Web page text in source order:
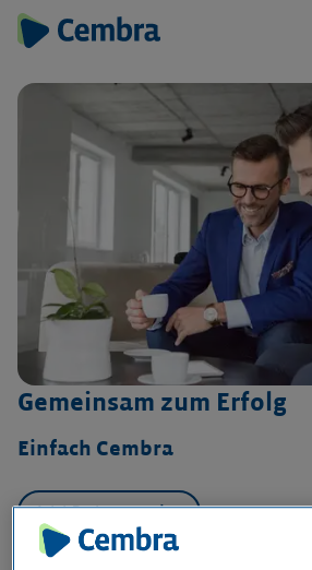
Gemeinsam zum Erfolg
Einfach Cembra
Jetzt Partner werden